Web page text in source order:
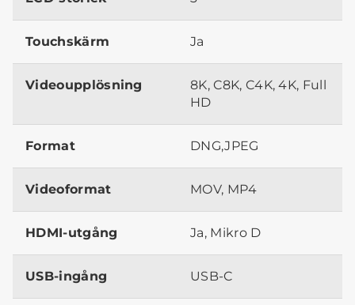
Touchskärm Ja
Videoupplösning
8K, C8K, C4K, 4K, Full
HD
Format DNG,JPEG
Videoformat MOV, MP4
HDMI-utgång Ja, Mikro D
USB-ingång USB-C